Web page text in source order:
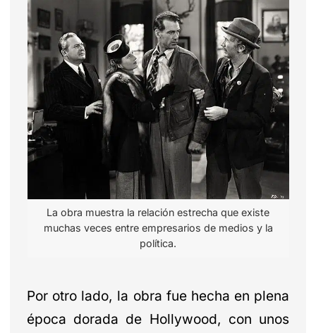
La obra muestra la relación estrecha que existe
muchas veces entre empresarios de medios y la
política.
Por otro lado, la obra fue hecha en plena
época dorada de Hollywood, con unos